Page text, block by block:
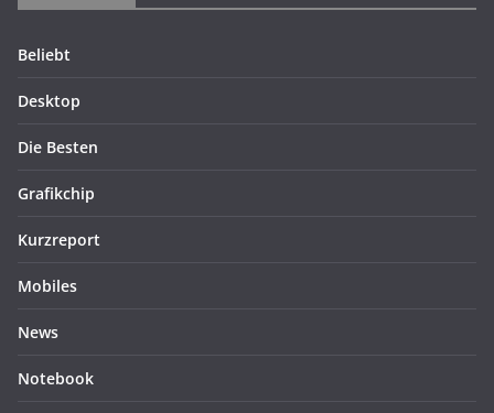
Beliebt
Desktop
Die Besten
Grafikchip
Kurzreport
Mobiles
News
Notebook